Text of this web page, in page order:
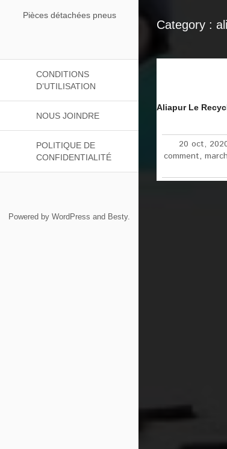
Pièces détachées pneus
CONDITIONS
D’UTILISATION
NOUS JOINDRE
POLITIQUE DE
CONFIDENTIALITÉ
Powered by WordPress and Besty.
Category :
Aliapur Le
20 oct,
comment,